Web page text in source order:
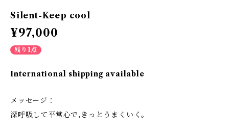
Silent-Keep cool
¥97,000
残り1点
International shipping available
メッセージ：
深呼吸して平常心で,きっとうまくいく。